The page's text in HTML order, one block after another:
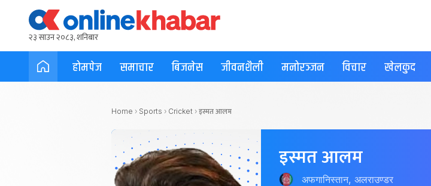
२३ साउन २०८३, शनिबार
होमपेज समाचार बिजनेस जीवनशैली मनोरञ्जन विचार खेलकुद
Home › Sports › Cricket › इस्मत आलम
इस्मत आलम
अफगानिस्तान, अलराउण्डर